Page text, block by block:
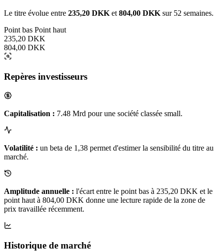
Le titre évolue entre 235,20 DKK et 804,00 DKK sur 52 semaines.
Point bas Point haut
235,20 DKK
804,00 DKK
Repères investisseurs
Capitalisation : 7.48 Mrd pour une société classée small.
Volatilité : un beta de 1,38 permet d'estimer la sensibilité du titre au
marché.
Amplitude annuelle : l'écart entre le point bas à 235,20 DKK et le
point haut à 804,00 DKK donne une lecture rapide de la zone de
prix travaillée récemment.
Historique de marché